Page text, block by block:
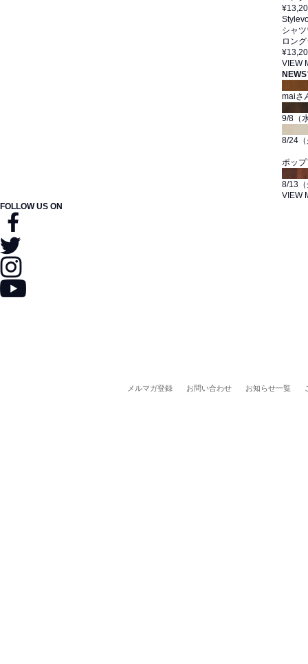
シャ
ロン
VIEW
NEWS
maiさ
9/8（
8/24
ポッ
8/13
VIEW
FOLLOW US ON
メルマガ登録 お問い合わせ お知らせ一覧